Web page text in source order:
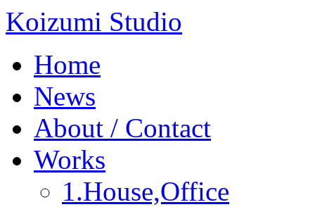
Koizumi Studio
Home
News
About / Contact
Works
1.House,Office